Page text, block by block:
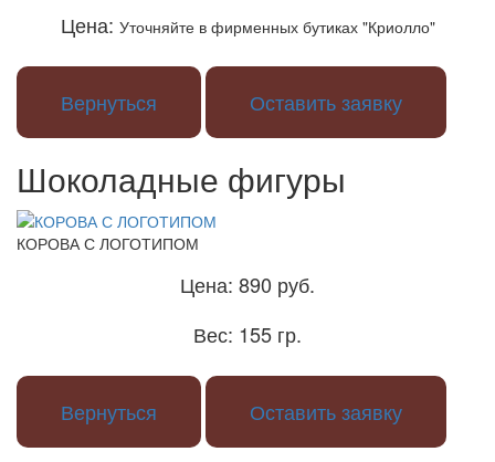
Цена: Уточняйте в фирменных бутиках "Криолло"
Вернуться Оставить заявку
Шоколадные фигуры
КОРОВА С ЛОГОТИПОМ
Цена: 890 руб.
Вес: 155 гр.
Вернуться Оставить заявку